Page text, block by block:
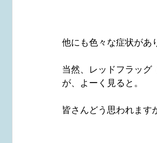
他にも色々な症状があ
当然、レッドフラッグ
が、よーく見ると。
皆さんどう思われます